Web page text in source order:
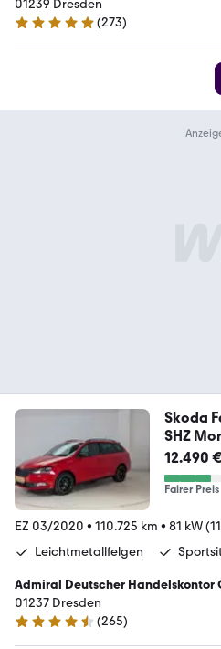
01239 Dresden
4.9 Sterne
(273)
Skoda
SHZ
12.490
Fairer Preis
EZ 03/2020 • 110.725 km • 81 kW
Leichtmetallfelgen
Admiral Deutscher Handelskontor
01237 Dresden
4.6 Sterne
(265)